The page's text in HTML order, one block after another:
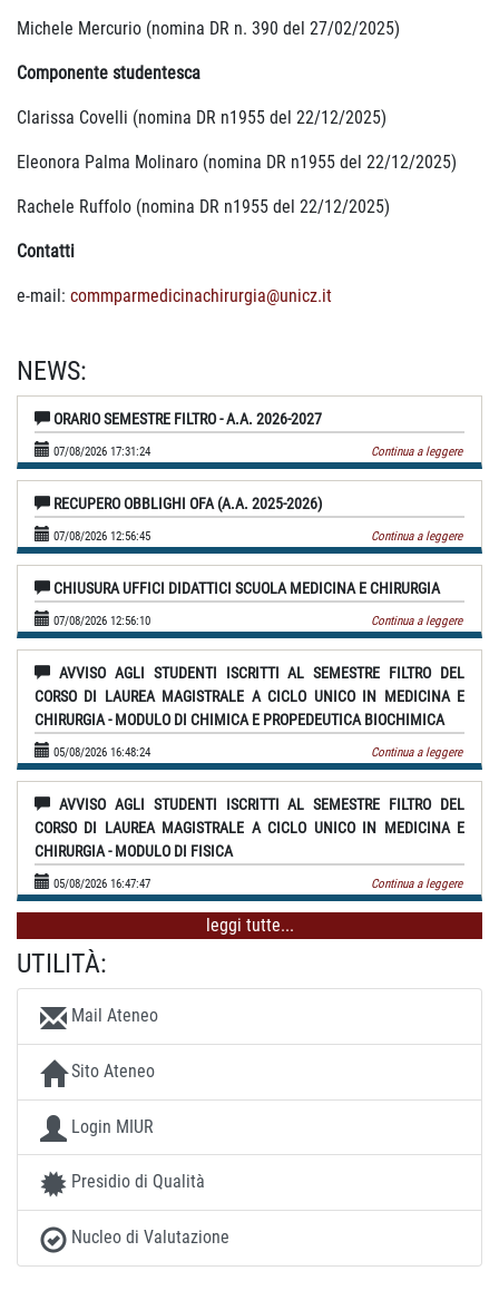
Michele Mercurio (nomina DR n. 390 del 27/02/2025)
Componente studentesca
Clarissa Covelli (nomina DR n1955 del 22/12/2025)
Eleonora Palma Molinaro (nomina DR n1955 del 22/12/2025)
Rachele Ruffolo (nomina DR n1955 del 22/12/2025)
Contatti
e-mail: commparmedicinachirurgia@unicz.it
NEWS:
ORARIO SEMESTRE FILTRO - A.A. 2026-2027
07/08/2026 17:31:24 Continua a leggere
RECUPERO OBBLIGHI OFA (A.A. 2025-2026)
07/08/2026 12:56:45 Continua a leggere
CHIUSURA UFFICI DIDATTICI SCUOLA MEDICINA E CHIRURGIA
07/08/2026 12:56:10 Continua a leggere
AVVISO AGLI STUDENTI ISCRITTI AL SEMESTRE FILTRO DEL
CORSO DI LAUREA MAGISTRALE A CICLO UNICO IN MEDICINA E
CHIRURGIA - MODULO DI CHIMICA E PROPEDEUTICA BIOCHIMICA
05/08/2026 16:48:24 Continua a leggere
AVVISO AGLI STUDENTI ISCRITTI AL SEMESTRE FILTRO DEL
CORSO DI LAUREA MAGISTRALE A CICLO UNICO IN MEDICINA E
CHIRURGIA - MODULO DI FISICA
05/08/2026 16:47:47 Continua a leggere
leggi tutte...
UTILITÀ:
Mail Ateneo
Sito Ateneo
Login MIUR
Presidio di Qualità
Nucleo di Valutazione